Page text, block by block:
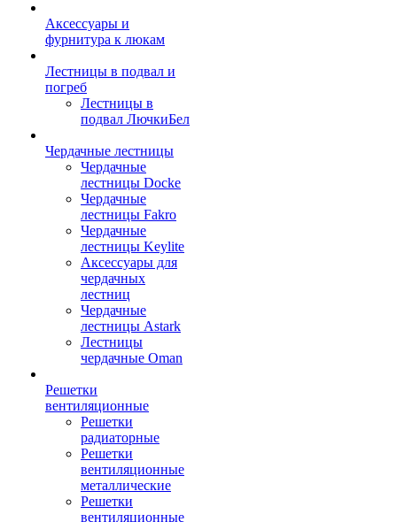
Аксессуары и
фурнитура к люкам
Лестницы в подвал и
погреб
Лестницы в
подвал ЛючкиБел
Чердачные лестницы
Чердачные
лестницы Docke
Чердачные
лестницы Fakro
Чердачные
лестницы Keylite
Аксессуары для
чердачных
лестниц
Чердачные
лестницы Astark
Лестницы
чердачные Oman
Решетки
вентиляционные
Решетки
радиаторные
Решетки
вентиляционные
металлические
Решетки
вентиляционные